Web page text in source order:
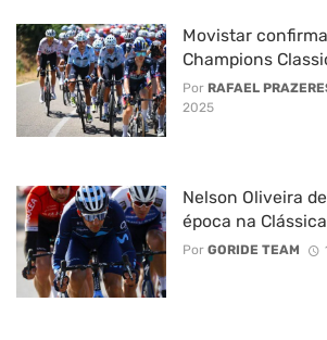
Movistar
Champions
Por RAFAEL
2025
Nelson Oliveira
época na
Por GORIDE TEAM